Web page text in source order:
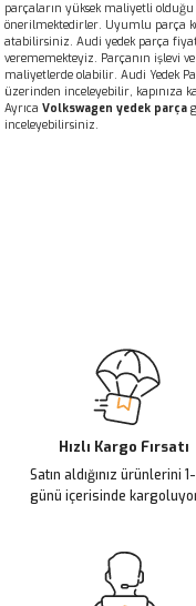
parçaların yüksek maliyetli
önerilmektedirler. Uyumlu parça
atabilirsiniz. Audi yedek parça
verememekteyiz. Parçanın işlevi
maliyetlerde olabilir. Audi Yedek
üzerinden inceleyebilir, kapınıza
Ayrıca Volkswagen yedek parça
inceleyebilirsiniz.
Hızlı Kargo Fırsatı
Satın aldığınız ürünlerini
günü içerisinde